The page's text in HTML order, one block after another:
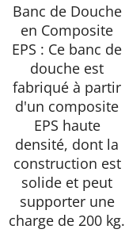
cm Siège d'Angle
Étanche Composite
EPS Repose-Pied
Préfabriqué Douche
Italienne en Rectangle
Charge 200 kg
Étagère de
Rangement pour
Salle de Bain
Hammam
Banc de Douche
en Composite
EPS : Ce banc de
douche est
fabriqué à partir
d'un composite
EPS haute
densité, dont la
construction est
solide et peut
supporter une
charge de 200 kg.